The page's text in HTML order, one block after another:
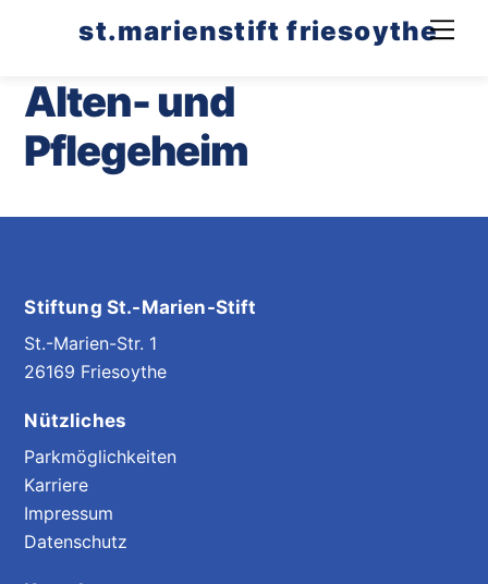
st.marienstift friesoythe
Alten- und
Pflegeheim
Stiftung St.-Marien-Stift
St.-Marien-Str. 1
26169 Friesoythe
Nützliches
Parkmöglichkeiten
Karriere
Impressum
Datenschutz